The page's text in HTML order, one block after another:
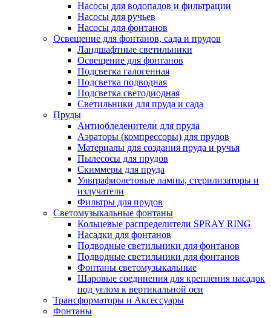
Насосы для водопадов и фильтрации
Насосы для ручьев
Насосы для фонтанов
Освещение для фонтанов, сада и прудов
Ландшафтные светильники
Освещение для фонтанов
Подсветка галогенная
Подсветка подводная
Подсветка светодиодная
Светильники для пруда и сада
Пруды
Антиобледенители для пруда
Аэраторы (компрессоры) для прудов
Материалы для создания пруда и ручья
Пылесосы для прудов
Скиммеры для пруда
Ультрафиолетовые лампы, стерилизаторы и
излучатели
Фильтры для прудов
Светомузыкальные фонтаны
Кольцевые распределители SPRAY RING
Насадки для фонтанов
Подводные светильники для фонтанов
Подводные светильники для фонтанов
Фонтаны светомузыкальные
Шаровые соединения для крепления насадок
под углом к вертикальной оси
Трансформаторы и Аксессуары
Фонтаны